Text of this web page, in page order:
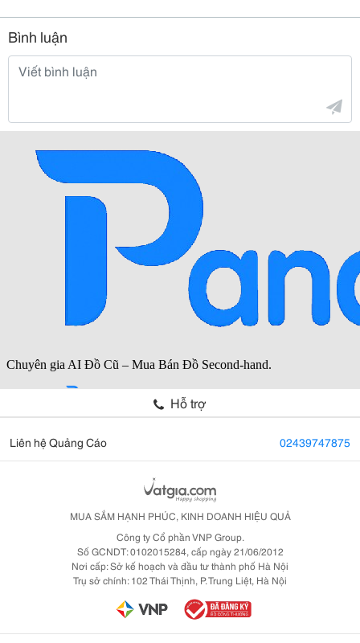
Bình luận
Hỗ trợ
Liên hệ Quảng Cáo 02439747875
MUA SẮM HẠNH PHÚC, KINH DOANH HIỆU QUẢ
Công ty Cổ phần VNP Group.
Số GCNDT: 0102015284, cấp ngày 21/06/2012
Nơi cấp: Sở kế hoạch và đầu tư thành phố Hà Nội
Trụ sở chính: 102 Thái Thịnh, P. Trung Liệt, Hà Nội